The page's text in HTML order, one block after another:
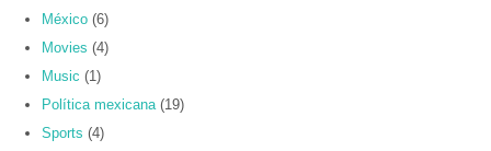
México (6)
Movies (4)
Music (1)
Política mexicana (19)
Sports (4)